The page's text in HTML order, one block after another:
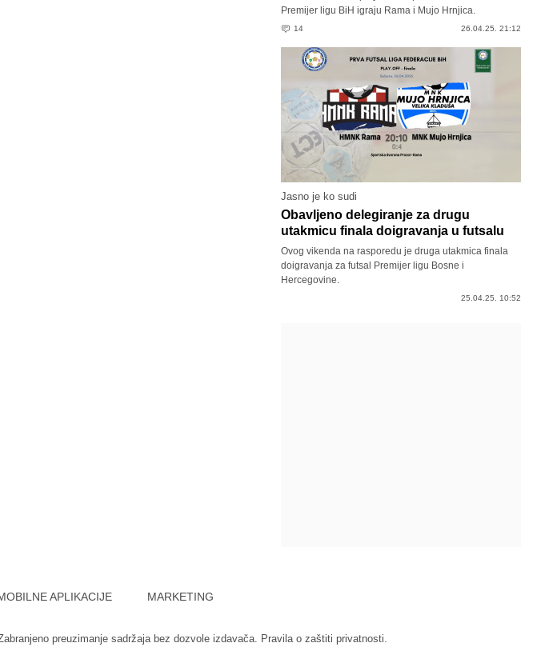
Premijer ligu BiH igraju Rama i Mujo Hrnjica.
14 26.04.25. 21:12
Jasno je ko sudi
Obavljeno delegiranje za drugu
utakmicu finala doigravanja u futsalu
Ovog vikenda na rasporedu je druga utakmica finala
doigravanja za futsal Premijer ligu Bosne i
Hercegovine.
25.04.25. 10:52
APLIKACIJE MARKETING
preuzimanje sadržaja bez dozvole izdavača. Pravila o zaštiti privatnosti.